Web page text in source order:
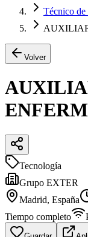
Técnico
Volver
Tecnología
Grupo EXTER
Madrid, España
Tiempo completo